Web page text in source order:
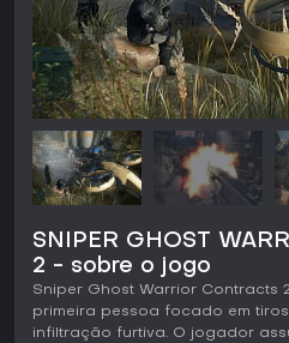
SNIPER GHOST
2 - sobre o jogo
Sniper Ghost Warrior Contracts
primeira pessoa focado em
infiltração furtiva. O jogador